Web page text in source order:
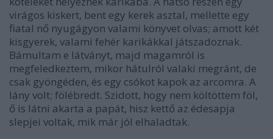
virágos kiskert, bent egy kerek asztal, mellette egy
fiatal nő nyugágyon valami könyvet olvas; amott két
kisgyerek, valami fehér karikákkal játszadoznak.
Bámultam e látványt, majd magamról is
megfeledkeztem, mikor hátulról valaki megránt, de
csak gyöngéden, és egy csókot kapok az arcomra. A
lány volt; fölébredt. Szidott, hogy nem költöttem föl,
ő is látni akarta a papát, hisz kettő az édesapja
slepjei voltak, mik már jól elhaladtak.